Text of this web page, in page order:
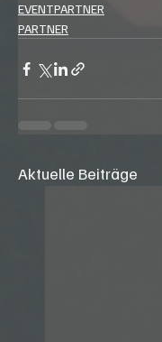
EVENTPARTNER
PARTNER
Aktuelle Beiträge